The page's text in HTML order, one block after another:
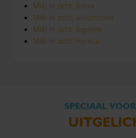
Mkb in zicht: bouw
Mkb in zicht: automotive
Mkb in zicht: logistiek
Mkb in zicht: horeca
SPECIAAL